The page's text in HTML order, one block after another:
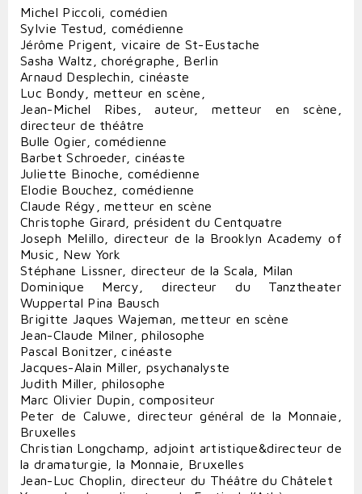
Michel Piccoli, comédien
Sylvie Testud, comédienne
Jérôme Prigent, vicaire de St-Eustache
Sasha Waltz, chorégraphe, Berlin
Arnaud Desplechin, cinéaste
Luc Bondy, metteur en scène,
Jean-Michel Ribes, auteur, metteur en scène,
directeur de théâtre
Bulle Ogier, comédienne
Barbet Schroeder, cinéaste
Juliette Binoche, comédienne
Elodie Bouchez, comédienne
Claude Régy, metteur en scène
Christophe Girard, président du Centquatre
Joseph Melillo, directeur de la Brooklyn Academy of
Music, New York
Stéphane Lissner, directeur de la Scala, Milan
Dominique Mercy, directeur du Tanztheater
Wuppertal Pina Bausch
Brigitte Jaques Wajeman, metteur en scène
Jean-Claude Milner, philosophe
Pascal Bonitzer, cinéaste
Jacques-Alain Miller, psychanalyste
Judith Miller, philosophe
Marc Olivier Dupin, compositeur
Peter de Caluwe, directeur général de la Monnaie,
Bruxelles
Christian Longchamp, adjoint artistique&directeur de
la dramaturgie, la Monnaie, Bruxelles
Jean-Luc Choplin, directeur du Théâtre du Châtelet